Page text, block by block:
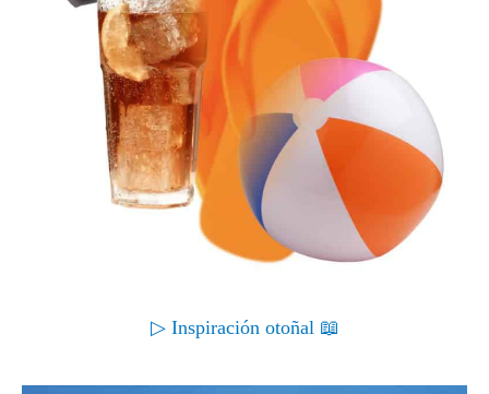
▷ Inspiración otoñal 📖